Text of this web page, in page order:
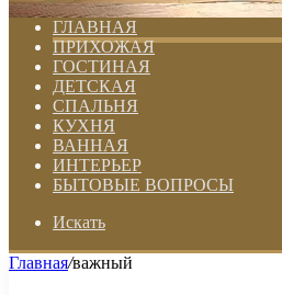
ГЛАВНАЯ
ПРИХОЖАЯ
ГОСТИНАЯ
ДЕТСКАЯ
СПАЛЬНЯ
КУХНЯ
ВАННАЯ
ИНТЕРЬЕР
БЫТОВЫЕ ВОПРОСЫ
Искать
Главная/важный